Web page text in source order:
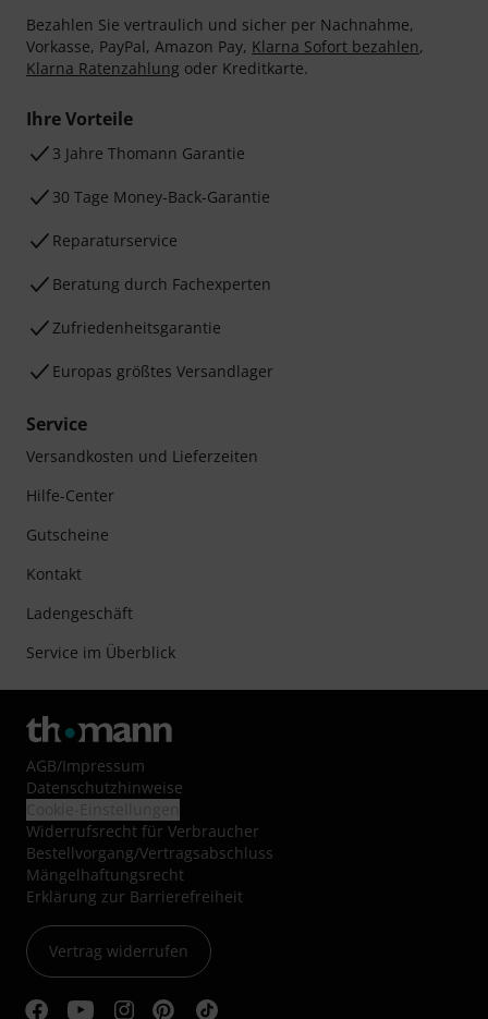
Bezahlen Sie vertraulich und sicher per Nachnahme,
Vorkasse, PayPal, Amazon Pay, Klarna Sofort bezahlen,
Klarna Ratenzahlung oder Kreditkarte.
Ihre Vorteile
3 Jahre Thomann Garantie
30 Tage Money-Back-Garantie
Reparaturservice
Beratung durch Fachexperten
Zufriedenheitsgarantie
Europas größtes Versandlager
Service
Versandkosten und Lieferzeiten
Hilfe-Center
Gutscheine
Kontakt
Ladengeschäft
Service im Überblick
AGB/Impressum
Datenschutzhinweise
Widerrufsrecht für Verbraucher
Bestellvorgang/Vertragsabschluss
Mängelhaftungsrecht
Erklärung zur Barrierefreiheit
Vertrag widerrufen